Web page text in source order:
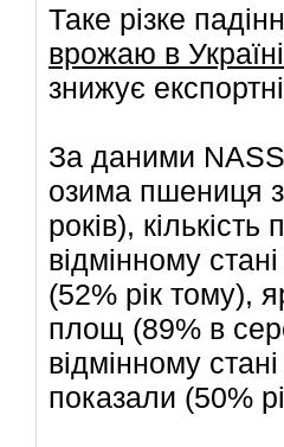
Таке різке
врожаю в Україні
знижує
За даними
озима пшениця
років),
відмінному
(52% рік тому),
площ (89% в
відмінному
показали (50%